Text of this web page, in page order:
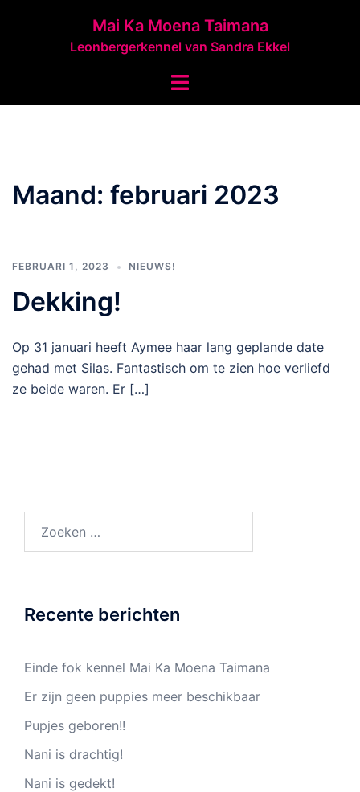
Mai Ka Moena Taimana
Leonbergerkennel van Sandra Ekkel
Toggle
Maand: februari 2023
FEBRUARI 1, 2023 NIEUWS!
Dekking!
Op 31 januari heeft Aymee haar lang geplande date
gehad met Silas. Fantastisch om te zien hoe verliefd
ze beide waren. Er […]
Recente berichten
Einde fok kennel Mai Ka Moena Taimana
Er zijn geen puppies meer beschikbaar
Pupjes geboren!!
Nani is drachtig!
Nani is gedekt!